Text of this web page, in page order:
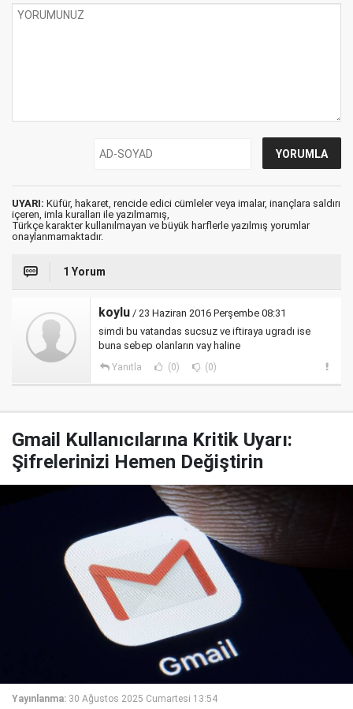
UYARI: Küfür, hakaret, rencide edici cümleler veya imalar, inançlara saldırı
içeren, imla kuralları ile yazılmamış,
Türkçe karakter kullanılmayan ve büyük harflerle yazılmış yorumlar
onaylanmamaktadır.
1 Yorum
koylu / 23 Haziran 2016 Perşembe 08:31
simdi bu vatandas sucsuz ve iftiraya ugradı ise
buna sebep olanların vay haline
Yanıtla (0) (0)
Gmail Kullanıcılarına Kritik Uyarı:
Şifrelerinizi Hemen Değiştirin
Yayınlanma: 30 Ağustos 2025 Cumartesi 13:54